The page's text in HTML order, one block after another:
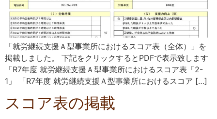
「就労継続支援Ａ型事業所におけるスコア表（全体）」を
掲載しました。 下記をクリックするとPDFで表示致します
「R7年度 就労継続支援Ａ型事業所におけるスコア表「2-
1」 「R7年度 就労継続支援Ａ型事業所におけるスコア […]
スコア表の掲載